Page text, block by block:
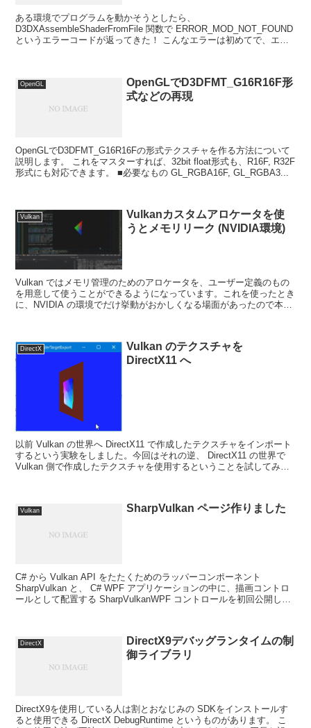
ある環境でプログラムを動かそうとしたら、
D3DXAssembleShaderFromFile 関数で ERROR_MOD_NOT_FOUND
というエラーコードが返ってきた！ こんなエラーは初めてで、エラ
OpenGL
OpenGLでD3DFMT_G16R16F形
式などの再現
OpenGLでD3DFMT_G16R16Fの形式テクスチャを作る方法について
説明します。 これをマスターすれば、32bit float形式も、R16F, R32F
形式にも対応できます。 ■必要なもの GL_RGBA16F, GL_RGBA3...
Vulkan
Vulkanカスタムアロケータを使
うとメモリリーク (NVIDIA環境)
Vulkan ではメモリ管理のためのアロケータを、ユーザー定義のもの
を用意して使うことができるようになっています。これを使ったとき
に、NVIDIA の環境でだけ挙動がおかしくなる場面があったので本記
DirectX
Vulkan のテクスチャを
DirectX11 へ
以前 Vulkan の世界へ DirectX11 で作成したテクスチャをインポート
するという実験をしました。今回はそれの逆、 DirectX11 の世界で
Vulkan 側で作成したテクスチャを使用するということを試してみま
Vulkan SharpVulkan ページ作りました
C# から Vulkan API をたたくためのラッパーコンポーネント
SharpVulkan と、 C# WPF アプリケーションの中に、描画コントロ
ールとして配置する SharpVulkanWPF コントロールを初回公開しま
DirectX
DirectX9デバッグランタイムの制
御ライブラリ
DirectX9を使用している人は割とおなじみの SDKをインストールす
ると使用できる DirectX DebugRuntime というものがあります。 こ